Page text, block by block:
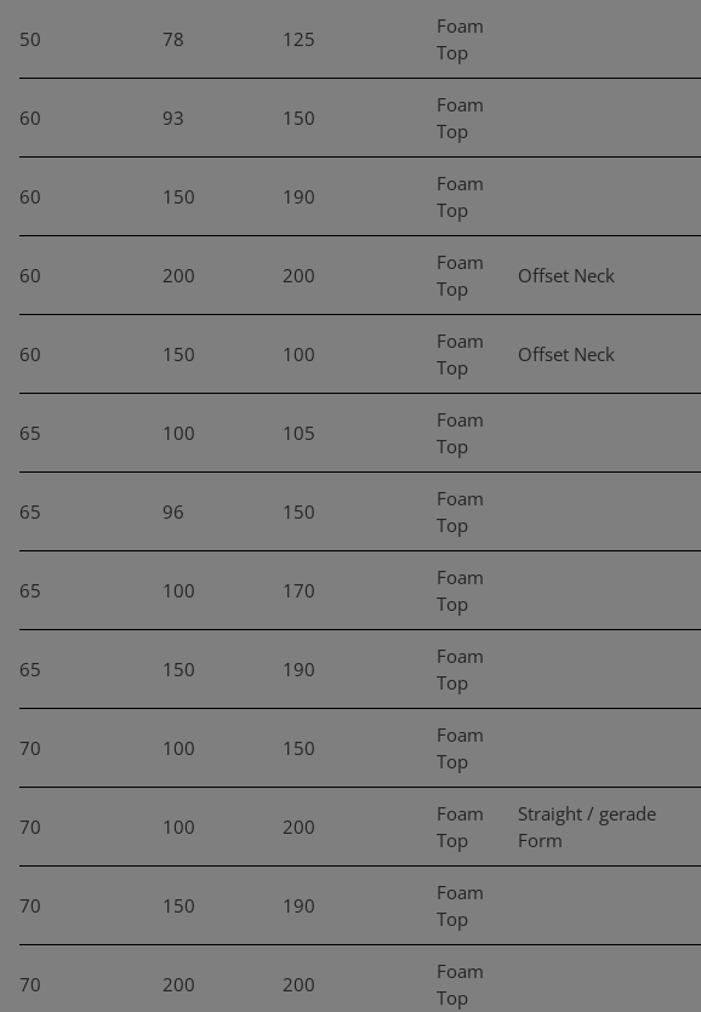
50 78 125
Foam
Top
60 93 150
Foam
Top
60 150 190
Foam
Top
60 200 200
Foam
Top
Offset Neck
60 150 100
Foam
Top
Offset Neck
65 100 105
Foam
Top
65 96 150
Foam
Top
65 100 170
Foam
Top
65 150 190
Foam
Top
70 100 150
Foam
Top
70 100 200
Foam
Top
Straight / gerade
Form
70 150 190
Foam
Top
70 200 200
Foam
Top